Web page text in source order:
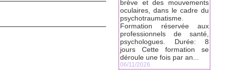
brève et des mouvements
oculaires, dans le cadre du
psychotraumatisme.
Formation réservée aux
professionnels de santé,
psychologues. Durée: 8
jours Cette formation se
déroule une fois par an...
06/11/2026